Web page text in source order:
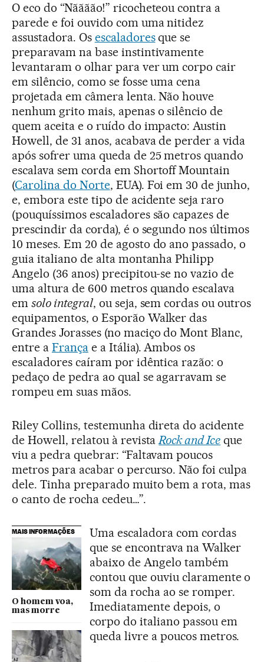
O eco do “Nãããão!” ricocheteou contra a
parede e foi ouvido com uma nitidez
assustadora. Os escaladoresque se
preparavam na base instintivamente
levantaram o olhar para ver um corpo cair
em silêncio, como se fosse uma cena
projetada em câmera lenta. Não houve
nenhum grito mais, apenas o silêncio de
quem aceita e o ruído do impacto: Austin
Howell, de 31 anos, acabava de perder a vida
após sofrer uma queda de 25 metros quando
escalava sem corda em Shortoff Mountain
(Carolina do Norte, EUA). Foi em 30 de junho,
e, embora este tipo de acidente seja raro
(pouquíssimos escaladores são capazes de
prescindir da corda), é o segundo nos últimos
10 meses. Em 20 de agosto do ano passado, o
guia italiano de alta montanha Philipp
Angelo (36 anos) precipitou-se no vazio de
uma altura de 600 metros quando escalava
em solo integral, ou seja, sem cordas ou outros
equipamentos, o Esporão Walker das
Grandes Jorasses (no maciço do Mont Blanc,
entre a Françae a Itália). Ambos os
escaladores caíram por idêntica razão: o
pedaço de pedra ao qual se agarravam se
rompeu em suas mãos.
Riley Collins, testemunha direta do acidente
de Howell, relatou à revistaRock and Ice que
viu a pedra quebrar: “Faltavam poucos
metros para acabar o percurso. Não foi culpa
dele. Tinha preparado muito bem a rota, mas
o canto de rocha cedeu…”.
MAIS INFORMAÇÕES
O homem voa,
mas morre
Uma escaladora com cordas
que se encontrava na Walker
abaixo de Angelo também
contou que ouviu claramente o
som da rocha ao se romper.
Imediatamente depois, o
corpo do italiano passou em
queda livre a poucos metros.